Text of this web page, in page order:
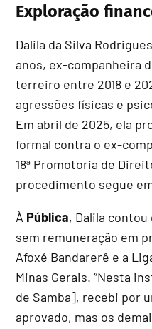
Exploração
Dalila da Silva
anos, ex-companheira
terreiro entre 2018 e
agressões físicas e
Em abril de 2025, ela
formal contra o ex-
18ª Promotoria de
procedimento segue
À Pública, Dalila
sem remuneração em
Afoxé Bandarerê e a
Minas Gerais. “Nesta
de Samba], recebi por
aprovado, mas os